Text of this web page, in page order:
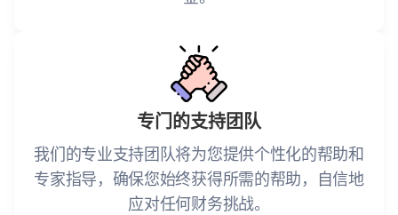
专门的支持团队
我们的专业支持团队将为您提供个性化的帮助和
专家指导，确保您始终获得所需的帮助，自信地
应对任何财务挑战。